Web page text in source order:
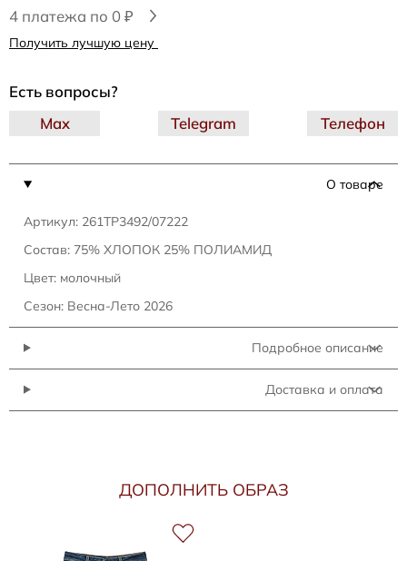
4 платежа по 0 ₽
Получить лучшую цену
О товаре
Артикул: 261TP3492/07222
Состав: 75% ХЛОПОК 25% ПОЛИАМИД
Цвет: молочный
Сезон: Весна-Лето 2026
Подробное описание
Доставка и оплата
Есть вопросы?
Telegram
Max Телефон
ДОПОЛНИТЬ ОБРАЗ